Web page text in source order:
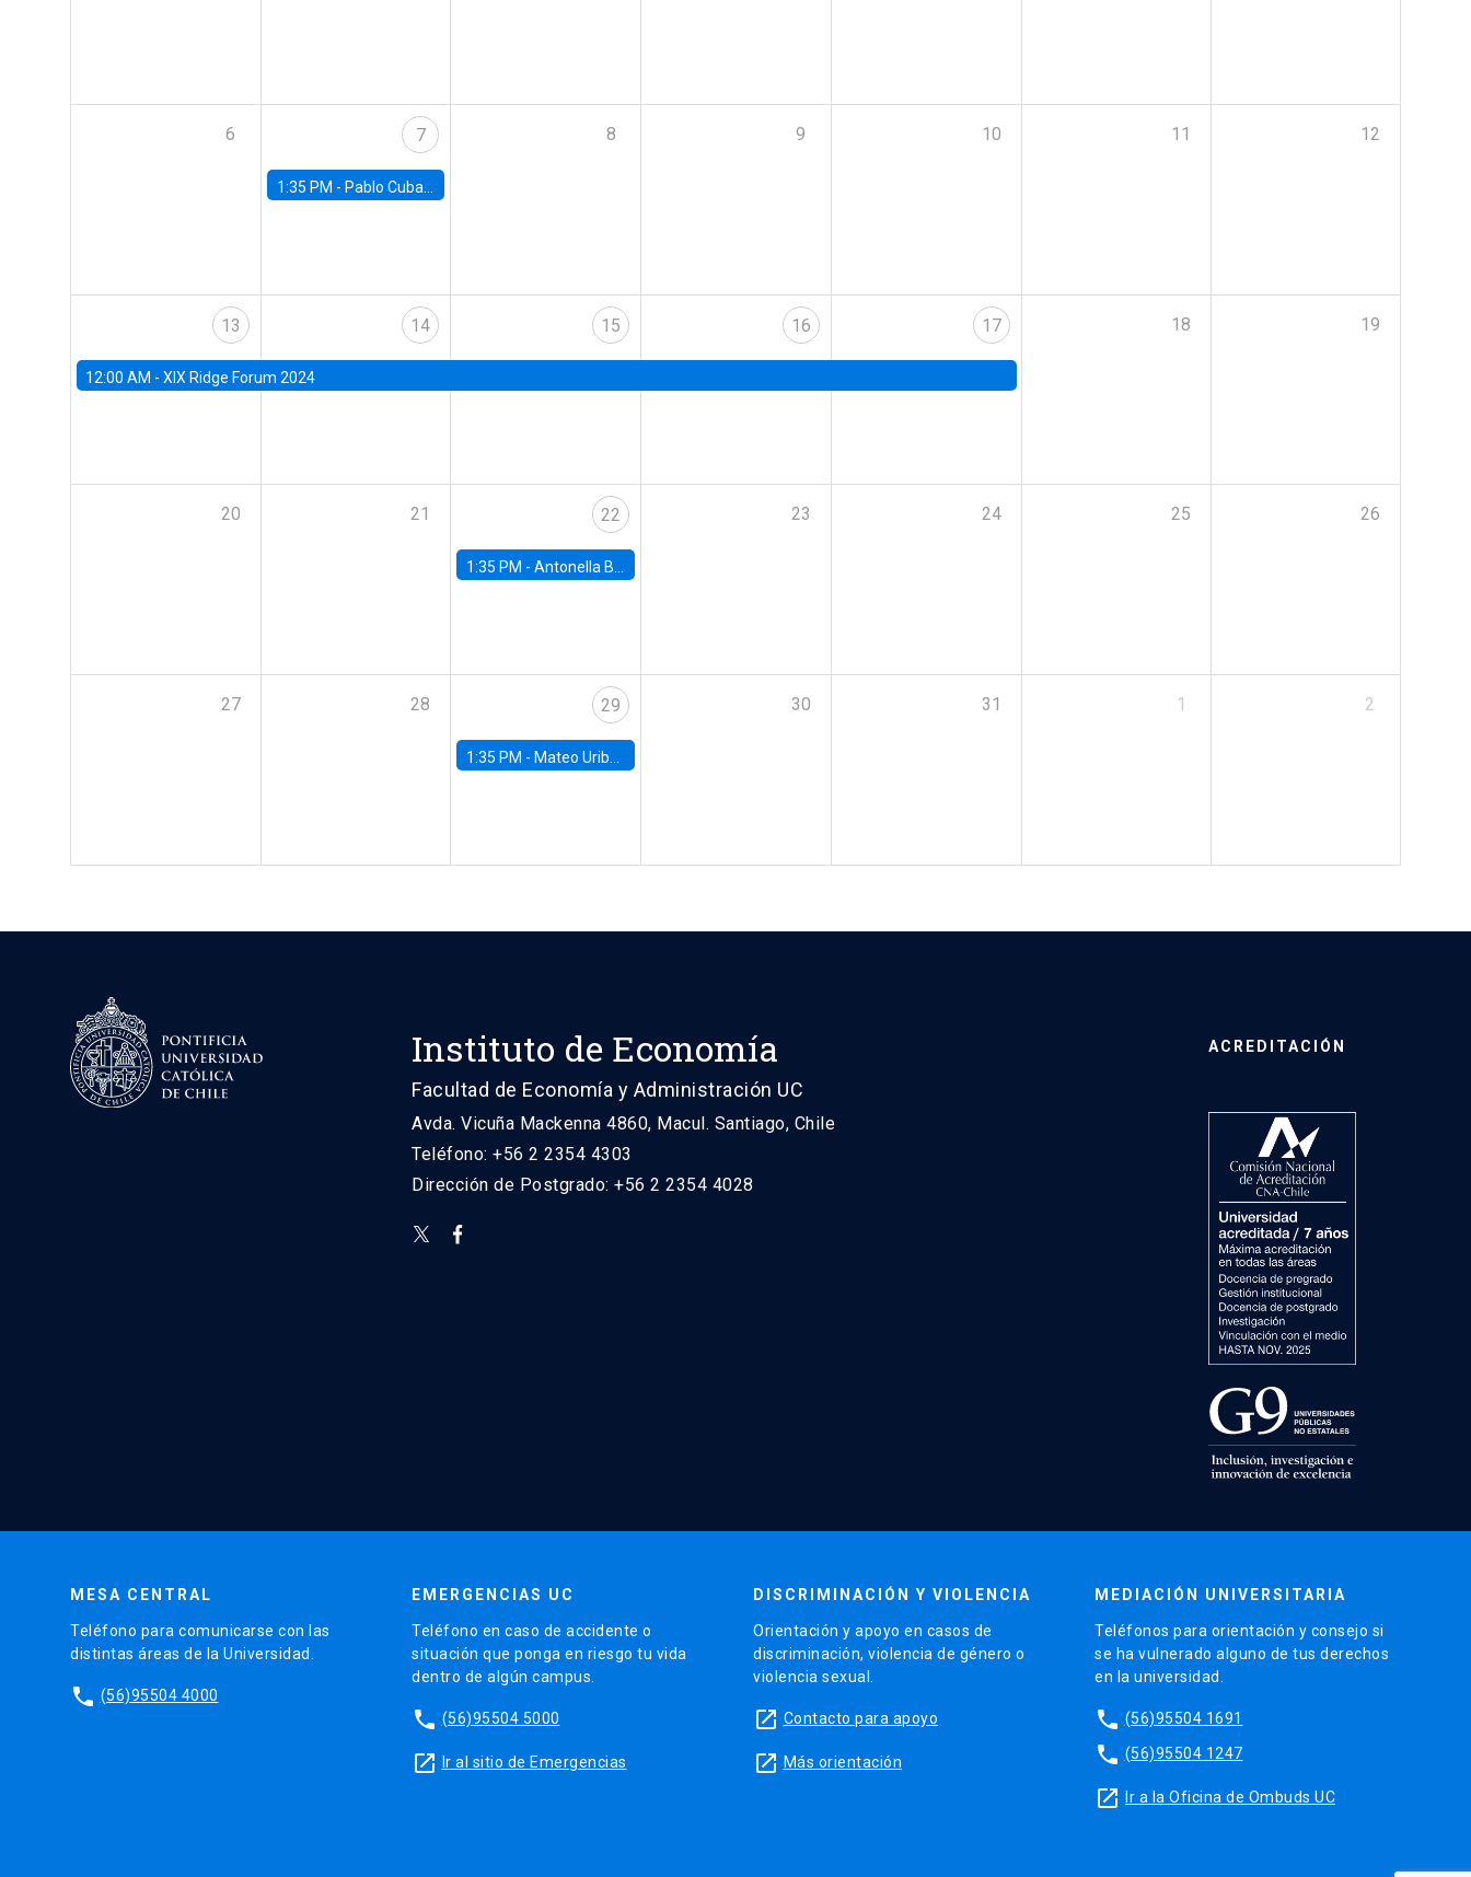
6 7
1:35 PM - Pablo Cuba, FED Board
8 9 10 11 12
13
12:00 AM - XIX Ridge Forum 2024
14 15 16 17 18 19
20 21 22
1:35 PM -Antonella Bancalari, Institute for Fiscal Studies (IFS) and Research Associate at University College London (UCL)
23 24 25 26
27 28 29
1:35 PM - Mateo Uribe-Castro, Universidad de los Andes (Colombia)
30 31 1 2
Instituto de Economía
Facultad de Economía y Administración UC
Avda. Vicuña Mackenna 4860, Macul. Santiago, Chile
Teléfono: +56 2 2354 4303
Dirección de Postgrado: +56 2 2354 4028
ACREDITACIÓN
MESA CENTRAL
Teléfono para comunicarse con las
distintas áreas de la Universidad.
phone (56)95504 4000
EMERGENCIAS UC
Teléfono en caso de accidente o
situación que ponga en riesgo tu vida
dentro de algún campus.
phone (56)95504 5000
launch Ir al sitio de Emergencias
DISCRIMINACIÓN Y VIOLENCIA
Orientación y apoyo en casos de
discriminación, violencia de género o
violencia sexual.
launch Contacto para apoyo
launch Más orientación
MEDIACIÓN UNIVERSITARIA
Teléfonos para orientación y consejo si
se ha vulnerado alguno de tus derechos
en la universidad.
phone (56)95504 1691
phone (56)95504 1247
launch Ir a la Oficina de Ombuds UC